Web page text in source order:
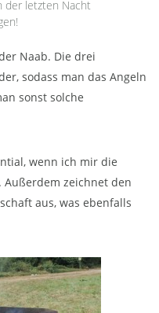
der letzten Nacht
Naab. Die drei
sodass man das Angeln
sonst solche
wenn ich mir die
Außerdem zeichnet den
aus, was ebenfalls